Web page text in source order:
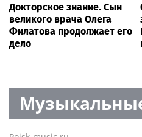
Докторское знание. Сын
великого врача Олега
Филатова продолжает его
дело